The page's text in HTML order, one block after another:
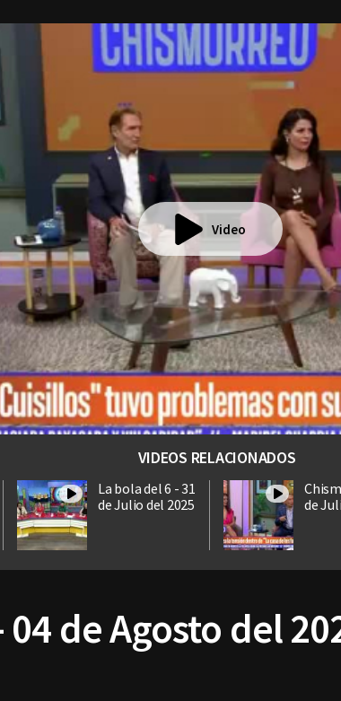
Video
VIDEOS RELACIONADOS
La bola del 6 - 31
de Julio del 2025
de
de Agosto del